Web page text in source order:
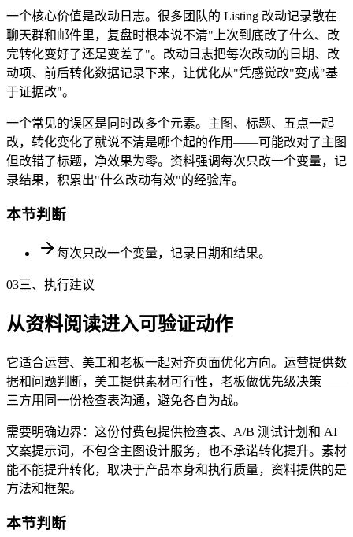
一个核心价值是改动日志。很多团队的 Listing 改动记录散在
聊天群和邮件里，复盘时根本说不清"上次到底改了什么、改
完转化变好了还是变差了"。改动日志把每次改动的日期、改
动项、前后转化数据记录下来，让优化从"凭感觉改"变成"基
于证据改"。
一个常见的误区是同时改多个元素。主图、标题、五点一起
改，转化变化了就说不清是哪个起的作用——可能改对了主图
但改错了标题，净效果为零。资料强调每次只改一个变量，记
录结果，积累出"什么改动有效"的经验库。
本节判断
每次只改一个变量，记录日期和结果。
03三、执行建议
从资料阅读进入可验证动作
它适合运营、美工和老板一起对齐页面优化方向。运营提供数
据和问题判断，美工提供素材可行性，老板做优先级决策——
三方用同一份检查表沟通，避免各自为战。
需要明确边界：这份付费包提供检查表、A/B 测试计划和 AI
文案提示词，不包含主图设计服务，也不承诺转化提升。素材
能不能提升转化，取决于产品本身和执行质量，资料提供的是
方法和框架。
本节判断